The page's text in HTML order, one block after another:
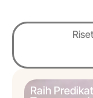
Raih